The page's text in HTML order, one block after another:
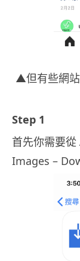
▲但有些網
Step 1
首先你需要
Images –